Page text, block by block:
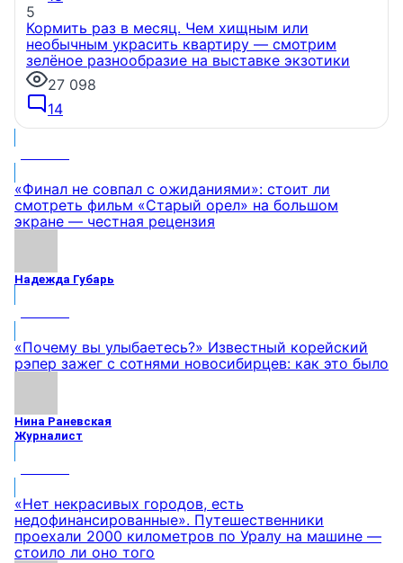
5
Кормить раз в месяц. Чем хищным или
необычным украсить квартиру — смотрим
зелёное разнообразие на выставке экзотики
27 098
14
«Финал не совпал с ожиданиями»: стоит ли
смотреть фильм «Старый орел» на большом
экране — честная рецензия
Надежда Губарь
«Почему вы улыбаетесь?» Известный корейский
рэпер зажег с сотнями новосибирцев: как это было
Нина Раневская
Журналист
«Нет некрасивых городов, есть
недофинансированные». Путешественники
проехали 2000 километров по Уралу на машине —
стоило ли оно того